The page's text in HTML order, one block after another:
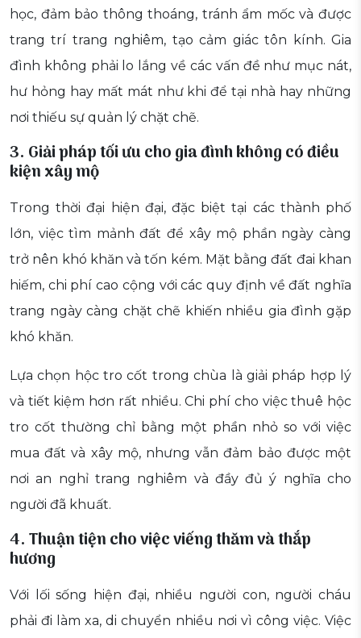
học, đảm bảo thông thoáng, tránh ẩm mốc và được
trang trí trang nghiêm, tạo cảm giác tôn kính. Gia
đình không phải lo lắng về các vấn đề như mục nát,
hư hỏng hay mất mát như khi để tại nhà hay những
nơi thiếu sự quản lý chặt chẽ.
3. Giải pháp tối ưu cho gia đình không có điều
kiện xây mộ
Trong thời đại hiện đại, đặc biệt tại các thành phố
lớn, việc tìm mảnh đất để xây mộ phần ngày càng
trở nên khó khăn và tốn kém. Mặt bằng đất đai khan
hiếm, chi phí cao cộng với các quy định về đất nghĩa
trang ngày càng chặt chẽ khiến nhiều gia đình gặp
khó khăn.
Lựa chọn hộc tro cốt trong chùa là giải pháp hợp lý
và tiết kiệm hơn rất nhiều. Chi phí cho việc thuê hộc
tro cốt thường chỉ bằng một phần nhỏ so với việc
mua đất và xây mộ, nhưng vẫn đảm bảo được một
nơi an nghỉ trang nghiêm và đầy đủ ý nghĩa cho
người đã khuất.
4. Thuận tiện cho việc viếng thăm và thắp
hương
Với lối sống hiện đại, nhiều người con, người cháu
phải đi làm xa, di chuyển nhiều nơi vì công việc. Việc